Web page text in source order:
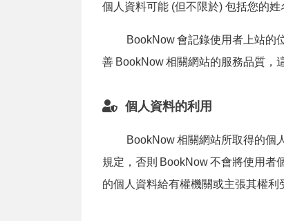
個人資料可能 (但不限於) 包括您的姓
BookNow會記錄使用者上站的
善 BookNow相關網站的服務品質，
個人資料的利用
BookNow相關網站所取得的個
規定，否則 BookNow不會將使用者
的個人資料給有權機關或主張其權利